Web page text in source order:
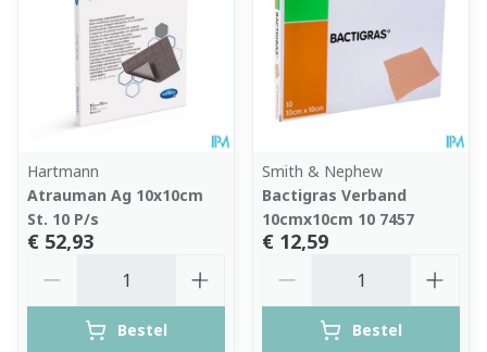
Hartmann
Atrauman Ag 10x10cm
St. 10 P/s
€ 52,93
Bestel
Smith & Nephew
Bactigras Verband
10cmx10cm 10 7457
€ 12,59
Bestel